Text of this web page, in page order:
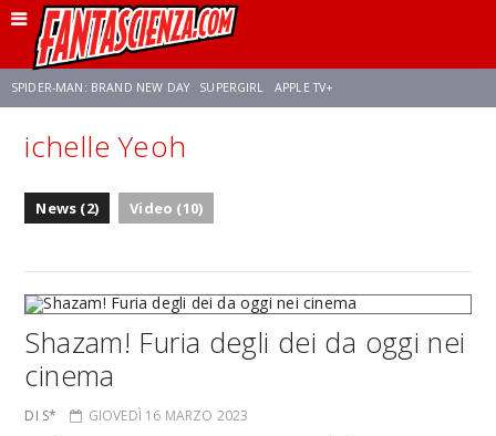
SPIDER-MAN: BRAND NEW DAY SUPERGIRL APPLE TV+
FRANCO RICCIARDIELLO ZENDAYA
ichelle Yeoh
News (2) Video (10)
Shazam! Furia degli dei da oggi nei
cinema
DI S* GIOVEDÌ 16 MARZO 2023